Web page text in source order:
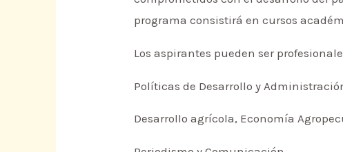
programa consistirá en cursos
Los aspirantes pueden ser
Políticas de Desarrollo y
Desarrollo agrícola, Economía